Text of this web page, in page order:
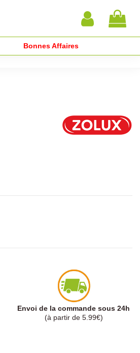
Bonnes Affaires
Envoi de la commande sous 24h
(à partir de 5.99€)